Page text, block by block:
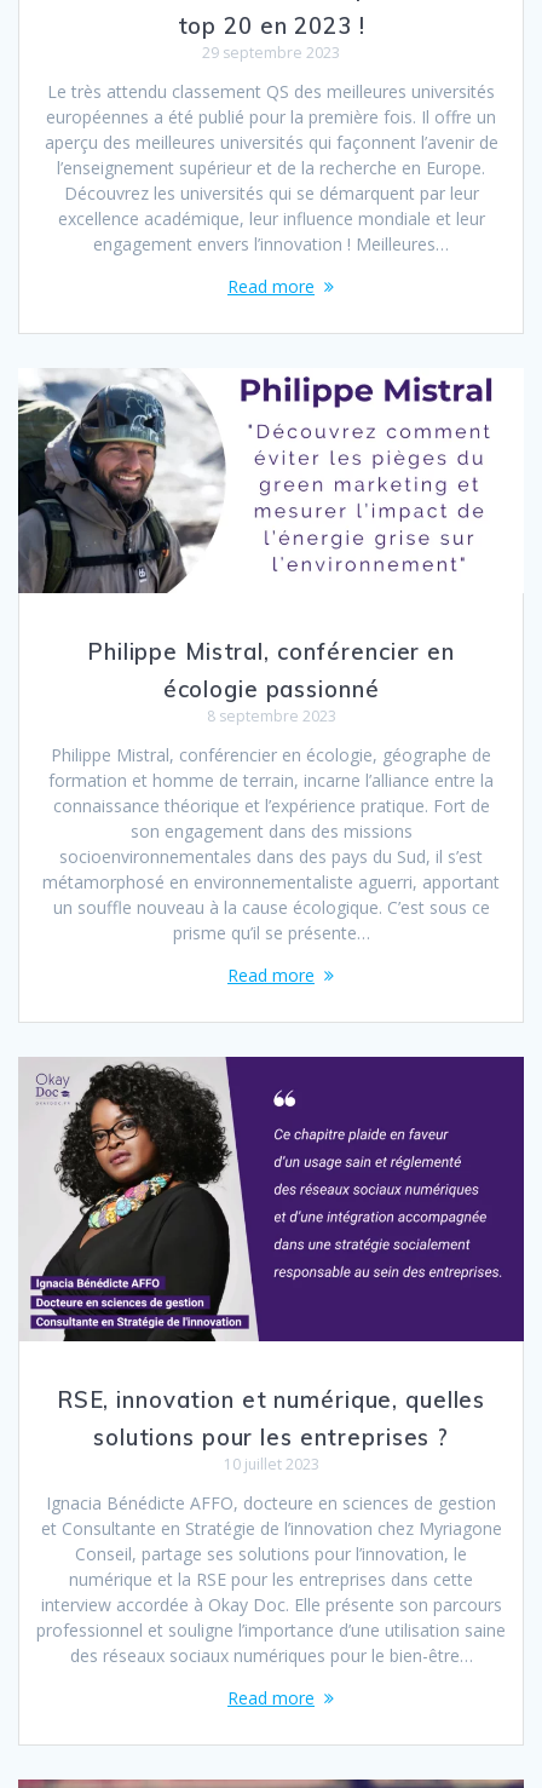
top 20 en 2023 !
29 septembre 2023
Le très attendu classement QS des meilleures universités
européennes a été publié pour la première fois. Il offre un
aperçu des meilleures universités qui façonnent l’avenir de
l’enseignement supérieur et de la recherche en Europe.
Découvrez les universités qui se démarquent par leur
excellence académique, leur influence mondiale et leur
engagement envers l’innovation ! Meilleures…
Read more
Philippe Mistral, conférencier en
écologie passionné
8 septembre 2023
Philippe Mistral, conférencier en écologie, géographe de
formation et homme de terrain, incarne l’alliance entre la
connaissance théorique et l’expérience pratique. Fort de
son engagement dans des missions
socioenvironnementales dans des pays du Sud, il s’est
métamorphosé en environnementaliste aguerri, apportant
un souffle nouveau à la cause écologique. C’est sous ce
prisme qu’il se présente…
Read more
RSE, innovation et numérique, quelles
solutions pour les entreprises ?
10 juillet 2023
Ignacia Bénédicte AFFO, docteure en sciences de gestion
et Consultante en Stratégie de l’innovation chez Myriagone
Conseil, partage ses solutions pour l’innovation, le
numérique et la RSE pour les entreprises dans cette
interview accordée à Okay Doc. Elle présente son parcours
professionnel et souligne l’importance d’une utilisation saine
des réseaux sociaux numériques pour le bien-être…
Read more